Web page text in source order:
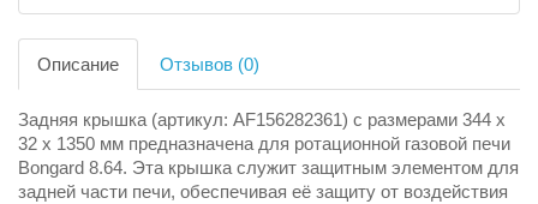
Описание Отзывов (0)
Задняя крышка (артикул: AF156282361) с размерами 344 х
32 х 1350 мм предназначена для ротационной газовой печи
Bongard 8.64. Эта крышка служит защитным элементом для
задней части печи, обеспечивая её защиту от воздействия